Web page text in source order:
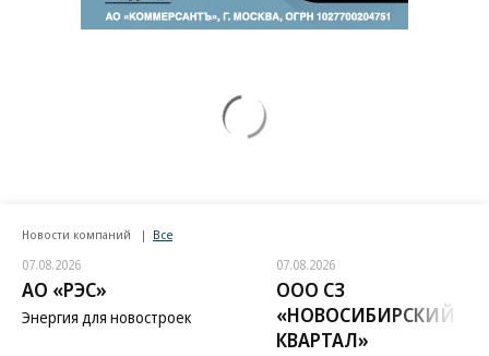
Новости компаний Все
07.08.2026
АО «РЭС»
Энергия для новостроек
07.08.2026
ООО СЗ
«НОВОСИБИРСКИЙ
КВАРТАЛ»